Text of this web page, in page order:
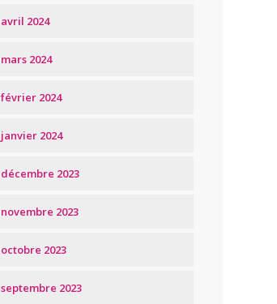
avril 2024
mars 2024
février 2024
janvier 2024
décembre 2023
novembre 2023
octobre 2023
septembre 2023